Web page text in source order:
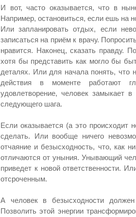
И вот, часто оказывается, что в
Например, остановиться, если ешь на
Или запланировать отдых, если
записаться на приём к врачу.
нравится. Наконец, сказать правду.
хотя бы представить как могло бы
деталях. Или для начала понять, что
действия в моменте работают
удовлетворение, человек замыкает
следующего шага.
Если оказывается (а это происходит
сделать. Или вообще ничего
отчаяние и безысходность, что, как
отличаются от уныния. Унывающий
приведет к новой ответственности.
отсроченным.
А человек в безысходности
Позволить этой энергии